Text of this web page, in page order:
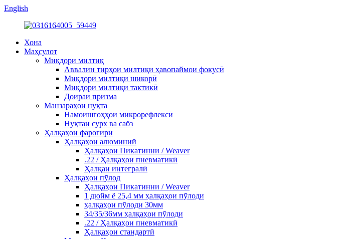
English
Хона
Маҳсулот
Миқдори милтиқ
Аввалин тирҳои милтиқи ҳавопаймои фокусӣ
Миқдори милтиқи шикорӣ
Миқдори милтиқи тактикӣ
Доираи призма
Манзараҳои нуқта
Намоишгоҳҳои микрорефлексӣ
Нуқтаи сурх ва сабз
Ҳалқаҳои фарогирӣ
Ҳалқаҳои алюминий
Ҳалқаҳои Пикатинни / Weaver
.22 / Ҳалқаҳои пневматикӣ
Ҳалқаи интегралӣ
Ҳалқаҳои пӯлод
Ҳалқаҳои Пикатинни / Weaver
1 дюйм ё 25,4 мм ҳалқаҳои пӯлоди
ҳалқаҳои пӯлоди 30мм
34/35/36мм ҳалқаҳои пӯлоди
.22 / Ҳалқаҳои пневматикӣ
Ҳалқаҳои стандартӣ